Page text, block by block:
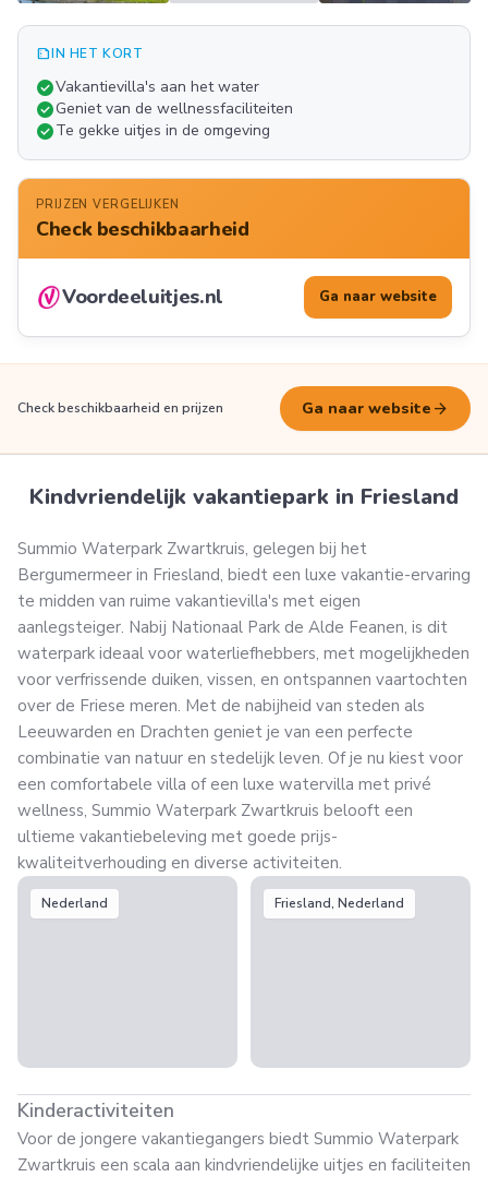
summarizeIN HET KORT
check_circleVakantievilla's aan het water
check_circleGeniet van de wellnessfaciliteiten
check_circleTe gekke uitjes in de omgeving
PRIJZEN VERGELIJKEN
Check beschikbaarheid
Voordeeluitjes.nl Ga naar website
Check beschikbaarheid en prijzen Ga naar website arrow_forward
Kindvriendelijk vakantiepark in Friesland
Summio Waterpark Zwartkruis, gelegen bij het
Bergumermeer in Friesland, biedt een luxe vakantie-ervaring
te midden van ruime vakantievilla's met eigen
aanlegsteiger. Nabij Nationaal Park de Alde Feanen, is dit
waterpark ideaal voor waterliefhebbers, met mogelijkheden
voor verfrissende duiken, vissen, en ontspannen vaartochten
over de Friese meren. Met de nabijheid van steden als
Leeuwarden en Drachten geniet je van een perfecte
combinatie van natuur en stedelijk leven. Of je nu kiest voor
een comfortabele villa of een luxe watervilla met privé
wellness, Summio Waterpark Zwartkruis belooft een
ultieme vakantiebeleving met goede prijs-
kwaliteitverhouding en diverse activiteiten.
Nederland Friesland, Nederland
Kinderactiviteiten
Voor de jongere vakantiegangers biedt Summio Waterpark
Zwartkruis een scala aan kindvriendelijke uitjes en faciliteiten